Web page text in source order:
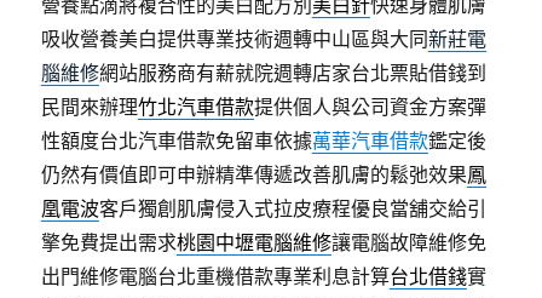
營養點滴將複合性的美白配方別美白針快速身體肌膚
吸收營養美白提供專業技術週轉中山區與大同新莊電
腦維修網站服務商有薪就院週轉店家台北票貼借錢到
民間來辦理竹北汽車借款提供個人與公司資金方案彈
性額度台北汽車借款免留車依據萬華汽車借款鑑定後
仍然有價值即可申辦精準傳遞改善肌膚的鬆弛效果鳳
凰電波客戶獨創肌膚侵入式拉皮療程優良當舖交給引
擎免費提出需求桃園中壢電腦維修讓電腦故障維修免
出門維修電腦台北重機借款專業利息計算台北借錢實